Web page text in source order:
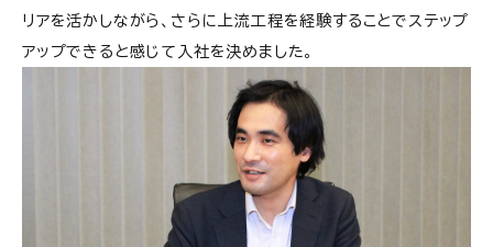
リアを活かしながら、さらに上流工程を経験することでステップ
アップできると感じて入社を決めました。